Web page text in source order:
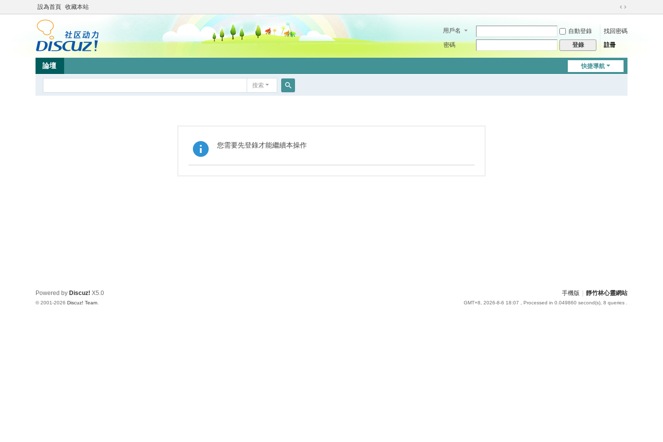
設為首頁 收藏本站
切
到
用戶名 自動登錄
找回密碼
密碼
登錄 註冊
快捷導航
論壇
搜索
您需要先登錄才能繼續本操作
手機版 靜竹林心靈網站
GMT+8, 2026-8-6 18:07 , Processed in 0.049860 second(s), 8 queries .
Powered by Discuz! X5.0
© 2001-2026 Discuz! Team